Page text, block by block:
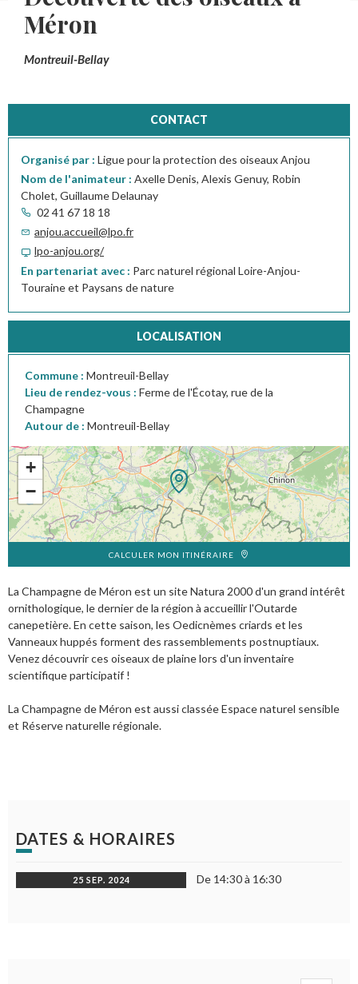
Méron
Montreuil-Bellay
La Champagne de Méron est un site Natura 2000 d'un grand intérêt
ornithologique, le dernier de la région à accueillir l'Outarde
canepetière. En cette saison, les Oedicnèmes criards et les
Vanneaux huppés forment des rassemblements postnuptiaux.
Venez découvrir ces oiseaux de plaine lors d'un inventaire
scientifique participatif !
La Champagne de Méron est aussi classée Espace naturel sensible
et Réserve naturelle régionale.
DATES & HORAIRES
25 SEP. 2024 De 14:30 à 16:30
CONTACT
Organisé par : Ligue pour la protection des oiseaux Anjou
Nom de l'animateur : Axelle Denis, Alexis Genuy, Robin
Cholet, Guillaume Delaunay
02 41 67 18 18
anjou.accueil@lpo.fr
lpo-anjou.org/
En partenariat avec : Parc naturel régional Loire-Anjou-
Touraine et Paysans de nature
LOCALISATION
Commune : Montreuil-Bellay
Lieu de rendez-vous : Ferme de l'Écotay, rue de la
Champagne
Autour de : Montreuil-Bellay
+
−
CALCULER MON ITINÉRAIRE